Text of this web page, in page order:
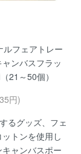
ルフェアトレー
ャンバスフラッ
21～50個）
円)
るグッズ、フェ
トンを使用し
ャンバスポー